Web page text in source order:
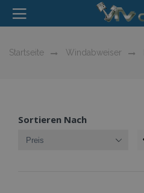
Startseite Windabweiser
Sortieren Nach